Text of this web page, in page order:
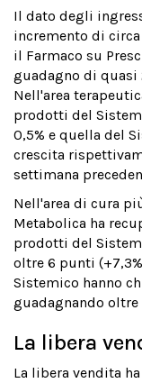
Il dato degli
incremento di
il Farmaco su
guadagno di quasi
Nell'area
prodotti del
0,5% e quella del
crescita
settimana
Nell'area di cura
Metabolica ha
prodotti del
oltre 6 punti
Sistemico hanno
guadagnando
La libera
La libera vendita